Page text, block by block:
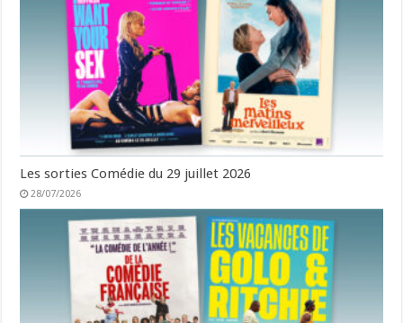
Les sorties Comédie du 29 juillet 2026
28/07/2026